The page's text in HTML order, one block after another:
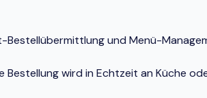
und Menü-
Bestellung wird in Echtzeit an Küche